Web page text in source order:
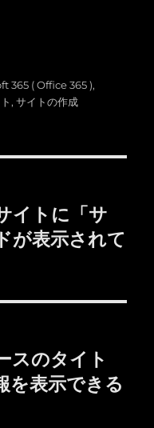
365 ( Office 365 ),
,サイトの作成
イトに「サ
が表示されて
のタイト
を表示できる